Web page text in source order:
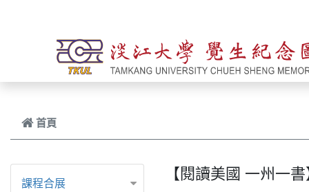
首頁
課程合展 【閱讀美國 一州一